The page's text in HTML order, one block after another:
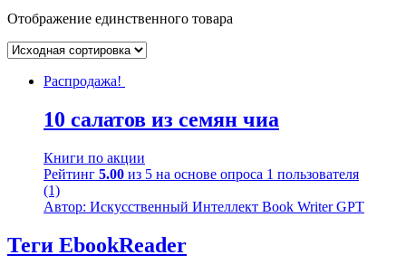
Отображение единственного товара
Распродажа!
10 салатов из семян чиа
Книги по акции
Рейтинг 5.00 из 5 на основе опроса 1 пользователя
(1)
Автор: Искусственный Интеллект Book Writer GPT
Теги EbookReader